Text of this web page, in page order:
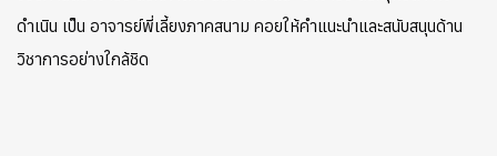
ดำเนิน เป็น อาจารย์พี่เลี้ยงภาคสนาม คอยให้คำแนะนำและสนับสนุนด้าน
วิชาการอย่างใกล้ชิด